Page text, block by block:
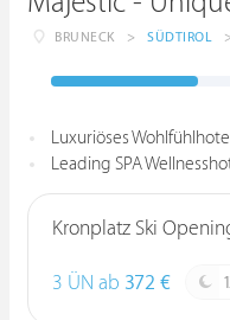
BRUNECK > SÜDTIROL >
Luxuriöses
Leading SPA
Kronplatz Ski
3 ÜN ab 372 €